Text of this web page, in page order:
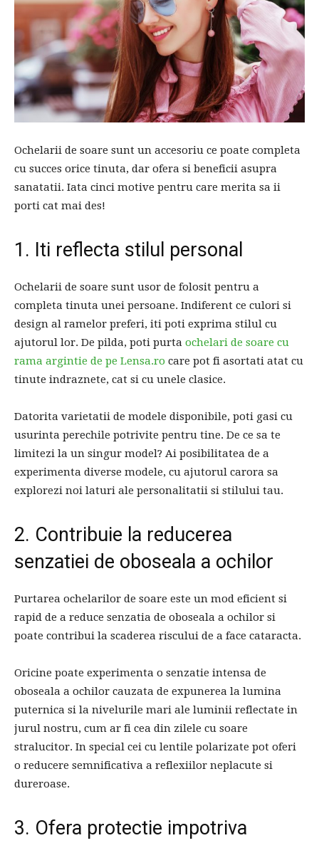
Ochelarii de soare sunt un accesoriu ce poate completa
cu succes orice tinuta, dar ofera si beneficii asupra
sanatatii. Iata cinci motive pentru care merita sa ii
porti cat mai des!
1. Iti reflecta stilul personal
Ochelarii de soare sunt usor de folosit pentru a
completa tinuta unei persoane. Indiferent ce culori si
design al ramelor preferi, iti poti exprima stilul cu
ajutorul lor. De pilda, poti purta ochelari de soare cu
rama argintie de pe Lensa.ro care pot fi asortati atat cu
tinute indraznete, cat si cu unele clasice.
Datorita varietatii de modele disponibile, poti gasi cu
usurinta perechile potrivite pentru tine. De ce sa te
limitezi la un singur model? Ai posibilitatea de a
experimenta diverse modele, cu ajutorul carora sa
explorezi noi laturi ale personalitatii si stilului tau.
2. Contribuie la reducerea
senzatiei de oboseala a ochilor
Purtarea ochelarilor de soare este un mod eficient si
rapid de a reduce senzatia de oboseala a ochilor si
poate contribui la scaderea riscului de a face cataracta.
Oricine poate experimenta o senzatie intensa de
oboseala a ochilor cauzata de expunerea la lumina
puternica si la nivelurile mari ale luminii reflectate in
jurul nostru, cum ar fi cea din zilele cu soare
stralucitor. In special cei cu lentile polarizate pot oferi
o reducere semnificativa a reflexiilor neplacute si
dureroase.
3. Ofera protectie impotriva